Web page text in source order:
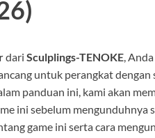
dari Sculplings-TENOKE,
untuk perangkat
panduan ini, kami akan
ini sebelum mengunduhnya
game ini serta cara